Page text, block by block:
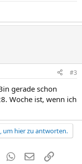
#3
gerade schon
Woche ist, wenn ich
um hier zu antworten.
Tumblr WhatsApp
E-MailLink